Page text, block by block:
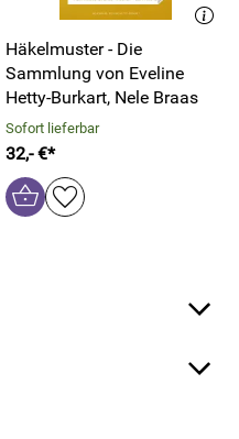
Häkelmuster - Die
Sammlung von Eveline
Hetty-Burkart, Nele Braas
Sofort lieferbar
32,- €*